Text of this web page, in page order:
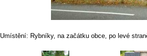
Umístění: Rybníky, na začátku obce, po levé